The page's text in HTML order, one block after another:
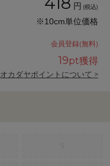
円 (税込)
※10cm単位価格
会員登録(無料)
19pt獲得
オカダヤポイントについて >